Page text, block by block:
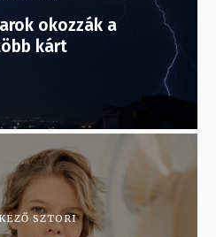
okozzák a
kárt
SZTORI